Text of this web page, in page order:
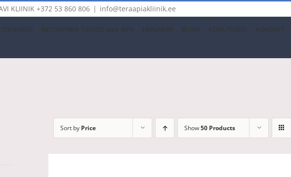
KLIINIK+372 53 860 806 | info@teraapiakliinik.ee
TEENUSED RETSEPTIGA TOOTED kuni -90% HINNAKIRI BLOGI KOOLITUSED KONTAKT
Sort by Price Show50 Products